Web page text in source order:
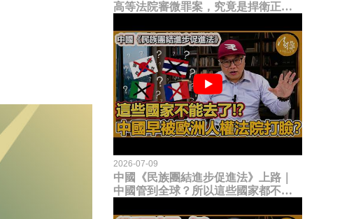
高等法院審微罪案，究竟是捍衛正義
2026-07-09
中國《民族團結進步促進法》上路｜
中國管到全球？所以這些國家都不能